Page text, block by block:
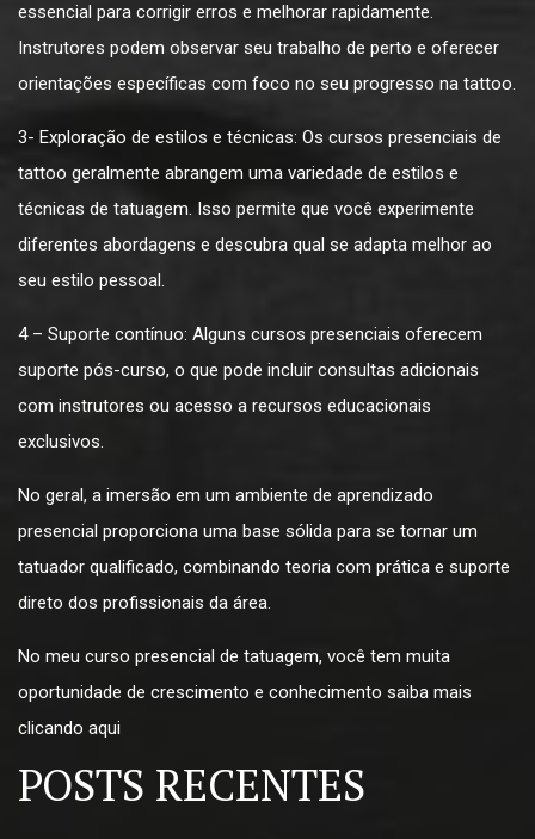
essencial para corrigir erros e melhorar rapidamente.
Instrutores podem observar seu trabalho de perto e oferecer
orientações específicas com foco no seu progresso na tattoo.
3- Exploração de estilos e técnicas: Os cursos presenciais de
tattoo geralmente abrangem uma variedade de estilos e
técnicas de tatuagem. Isso permite que você experimente
diferentes abordagens e descubra qual se adapta melhor ao
seu estilo pessoal.
4 – Suporte contínuo: Alguns cursos presenciais oferecem
suporte pós-curso, o que pode incluir consultas adicionais
com instrutores ou acesso a recursos educacionais
exclusivos.
No geral, a imersão em um ambiente de aprendizado
presencial proporciona uma base sólida para se tornar um
tatuador qualificado, combinando teoria com prática e suporte
direto dos profissionais da área.
No meu curso presencial de tatuagem, você tem muita
oportunidade de crescimento e conhecimento saiba mais
clicando aqui
POSTS RECENTES